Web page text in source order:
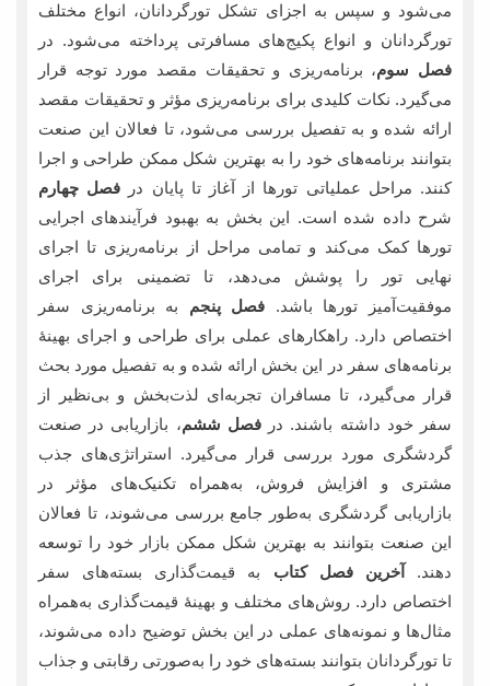
می‌شود و سپس به اجزای تشکل تورگردانان، انواع مختلف
تورگردانان و انواع پکیج‌های مسافرتی پرداخته می‌شود. در
فصل سوم، برنامه‌ریزی و تحقیقات مقصد مورد توجه قرار
می‌گیرد. نکات کلیدی برای برنامه‌ریزی مؤثر و تحقیقات مقصد
ارائه شده و به تفصیل بررسی می‌شود، تا فعالان این صنعت
بتوانند برنامه‌های خود را به بهترین شکل ممکن طراحی و اجرا
کنند. مراحل عملیاتی تورها از آغاز تا پایان در فصل چهارم
شرح داده شده است. این بخش به بهبود فرآیندهای اجرایی
تورها کمک می‌کند و تمامی مراحل از برنامه‌ریزی تا اجرای
نهایی تور را پوشش می‌دهد، تا تضمینی برای اجرای
موفقیت‌آمیز تورها باشد. فصل پنجم به برنامه‌ریزی سفر
اختصاص دارد. راهکارهای عملی برای طراحی و اجرای بهینۀ
برنامه‌های سفر در این بخش ارائه شده و به تفصیل مورد بحث
قرار می‌گیرد، تا مسافران تجربه‌ای لذت‌بخش و بی‌نظیر از
سفر خود داشته باشند. درفصل ششم، بازاریابی در صنعت
گردشگری مورد بررسی قرار می‌گیرد. استراتژی‌های جذب
مشتری و افزایش فروش، به‌همراه تکنیک‌های مؤثر در
بازاریابی گردشگری به‌طور جامع بررسی می‌شوند، تا فعالان
این صنعت بتوانند به بهترین شکل ممکن بازار خود را توسعه
دهند.
آخرین فصل کتاب به قیمت‌گذاری بسته‌های سفر
اختصاص دارد. روش‌های مختلف و بهینۀ قیمت‌گذاری به‌همراه
مثال‌ها و نمونه‌های عملی در این بخش توضیح داده می‌شوند،
تا تورگردانان بتوانند بسته‌های خود را به‌صورتی رقابتی و جذاب